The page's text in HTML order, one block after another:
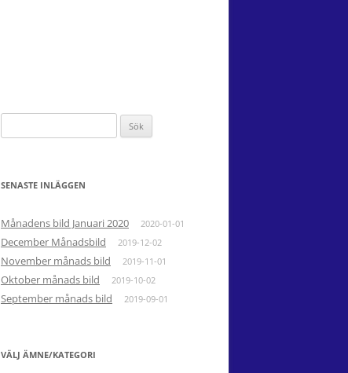
efter:
SENASTE INLÄGGEN
Månadens bild Januari 2020 2020-01-01
December Månadsbild 2019-12-02
November månads bild 2019-11-01
Oktober månads bild 2019-10-02
September månads bild 2019-09-01
VÄLJ ÄMNE/KATEGORI